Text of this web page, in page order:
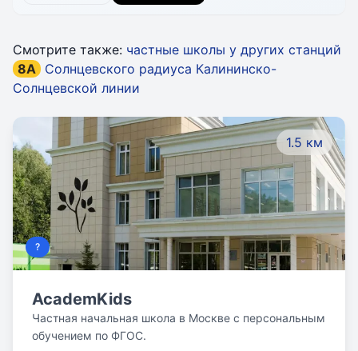
Смотрите также: частные школы у других станций
8A Солнцевского радиуса Калининско-
Солнцевской линии
1.5 км
?
AcademKids
Частная начальная школа в Москве с персональным
обучением по ФГОС.